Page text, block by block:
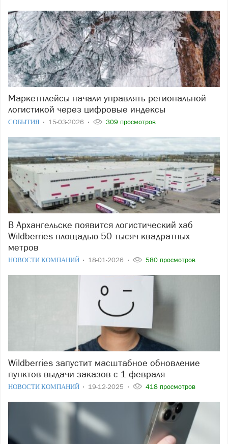
Маркетплейсы начали управлять региональной
логистикой через цифровые индексы
СОБЫТИЯ 15-03-2026 309 просмотров
В Архангельске появится логистический хаб
Wildberries площадью 50 тысяч квадратных
метров
НОВОСТИ КОМПАНИЙ 18-01-2026 580 просмотров
Wildberries запустит масштабное обновление
пунктов выдачи заказов с 1 февраля
НОВОСТИ КОМПАНИЙ 19-12-2025 418 просмотров